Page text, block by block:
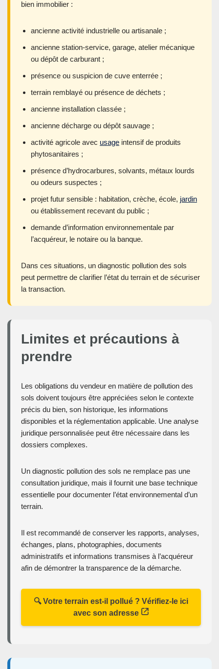
bien immobilier :
ancienne activité industrielle ou artisanale ;
ancienne station-service, garage, atelier mécanique
ou dépôt de carburant ;
présence ou suspicion de cuve enterrée ;
terrain remblayé ou présence de déchets ;
ancienne installation classée ;
ancienne décharge ou dépôt sauvage ;
activité agricole avec usage intensif de produits
phytosanitaires ;
présence d’hydrocarbures, solvants, métaux lourds
ou odeurs suspectes ;
projet futur sensible : habitation, crèche, école, jardin
ou établissement recevant du public ;
demande d’information environnementale par
l’acquéreur, le notaire ou la banque.
Dans ces situations, un diagnostic pollution des sols
peut permettre de clarifier l’état du terrain et de sécuriser
la transaction.
Limites et précautions à
prendre
Les obligations du vendeur en matière de pollution des
sols doivent toujours être appréciées selon le contexte
précis du bien, son historique, les informations
disponibles et la réglementation applicable. Une analyse
juridique personnalisée peut être nécessaire dans les
dossiers complexes.
Un diagnostic pollution des sols ne remplace pas une
consultation juridique, mais il fournit une base technique
essentielle pour documenter l’état environnemental d’un
terrain.
Il est recommandé de conserver les rapports, analyses,
échanges, plans, photographies, documents
administratifs et informations transmises à l’acquéreur
afin de démontrer la transparence de la démarche.
🔍 Votre terrain est-il pollué ? Vérifiez-le ici
avec son adresse